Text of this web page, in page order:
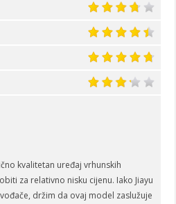
kvalitetan uređaj vrhunskih
za relativno nisku cijenu. Iako Jiayu
držim da ovaj model zaslužuje